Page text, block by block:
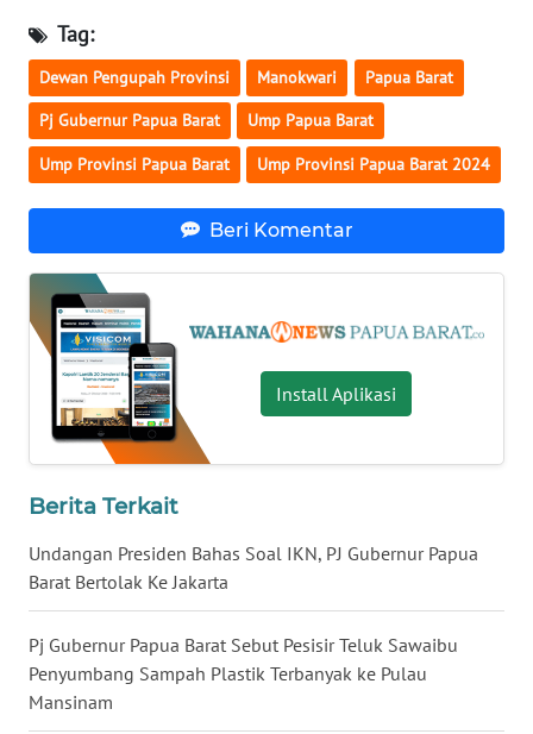
Tag:
Dewan Pengupah Provinsi Manokwari Papua Barat
Pj Gubernur Papua Barat Ump Papua Barat
Ump Provinsi Papua Barat Ump Provinsi Papua Barat 2024
Beri Komentar
Install Aplikasi
Berita Terkait
Undangan Presiden Bahas Soal IKN, PJ Gubernur Papua
Barat Bertolak Ke Jakarta
Pj Gubernur Papua Barat Sebut Pesisir Teluk Sawaibu
Penyumbang Sampah Plastik Terbanyak ke Pulau
Mansinam
WN
NUSANTARA
WN
JOGJA
JATIM
WN
BALI
WN
KALBAR
KALTENG
WN
KALSEL